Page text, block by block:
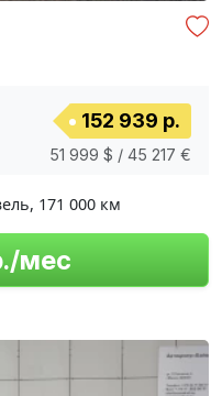
152 939 р.
51 999 $ / 45 217 €
, 171 000 км
мес